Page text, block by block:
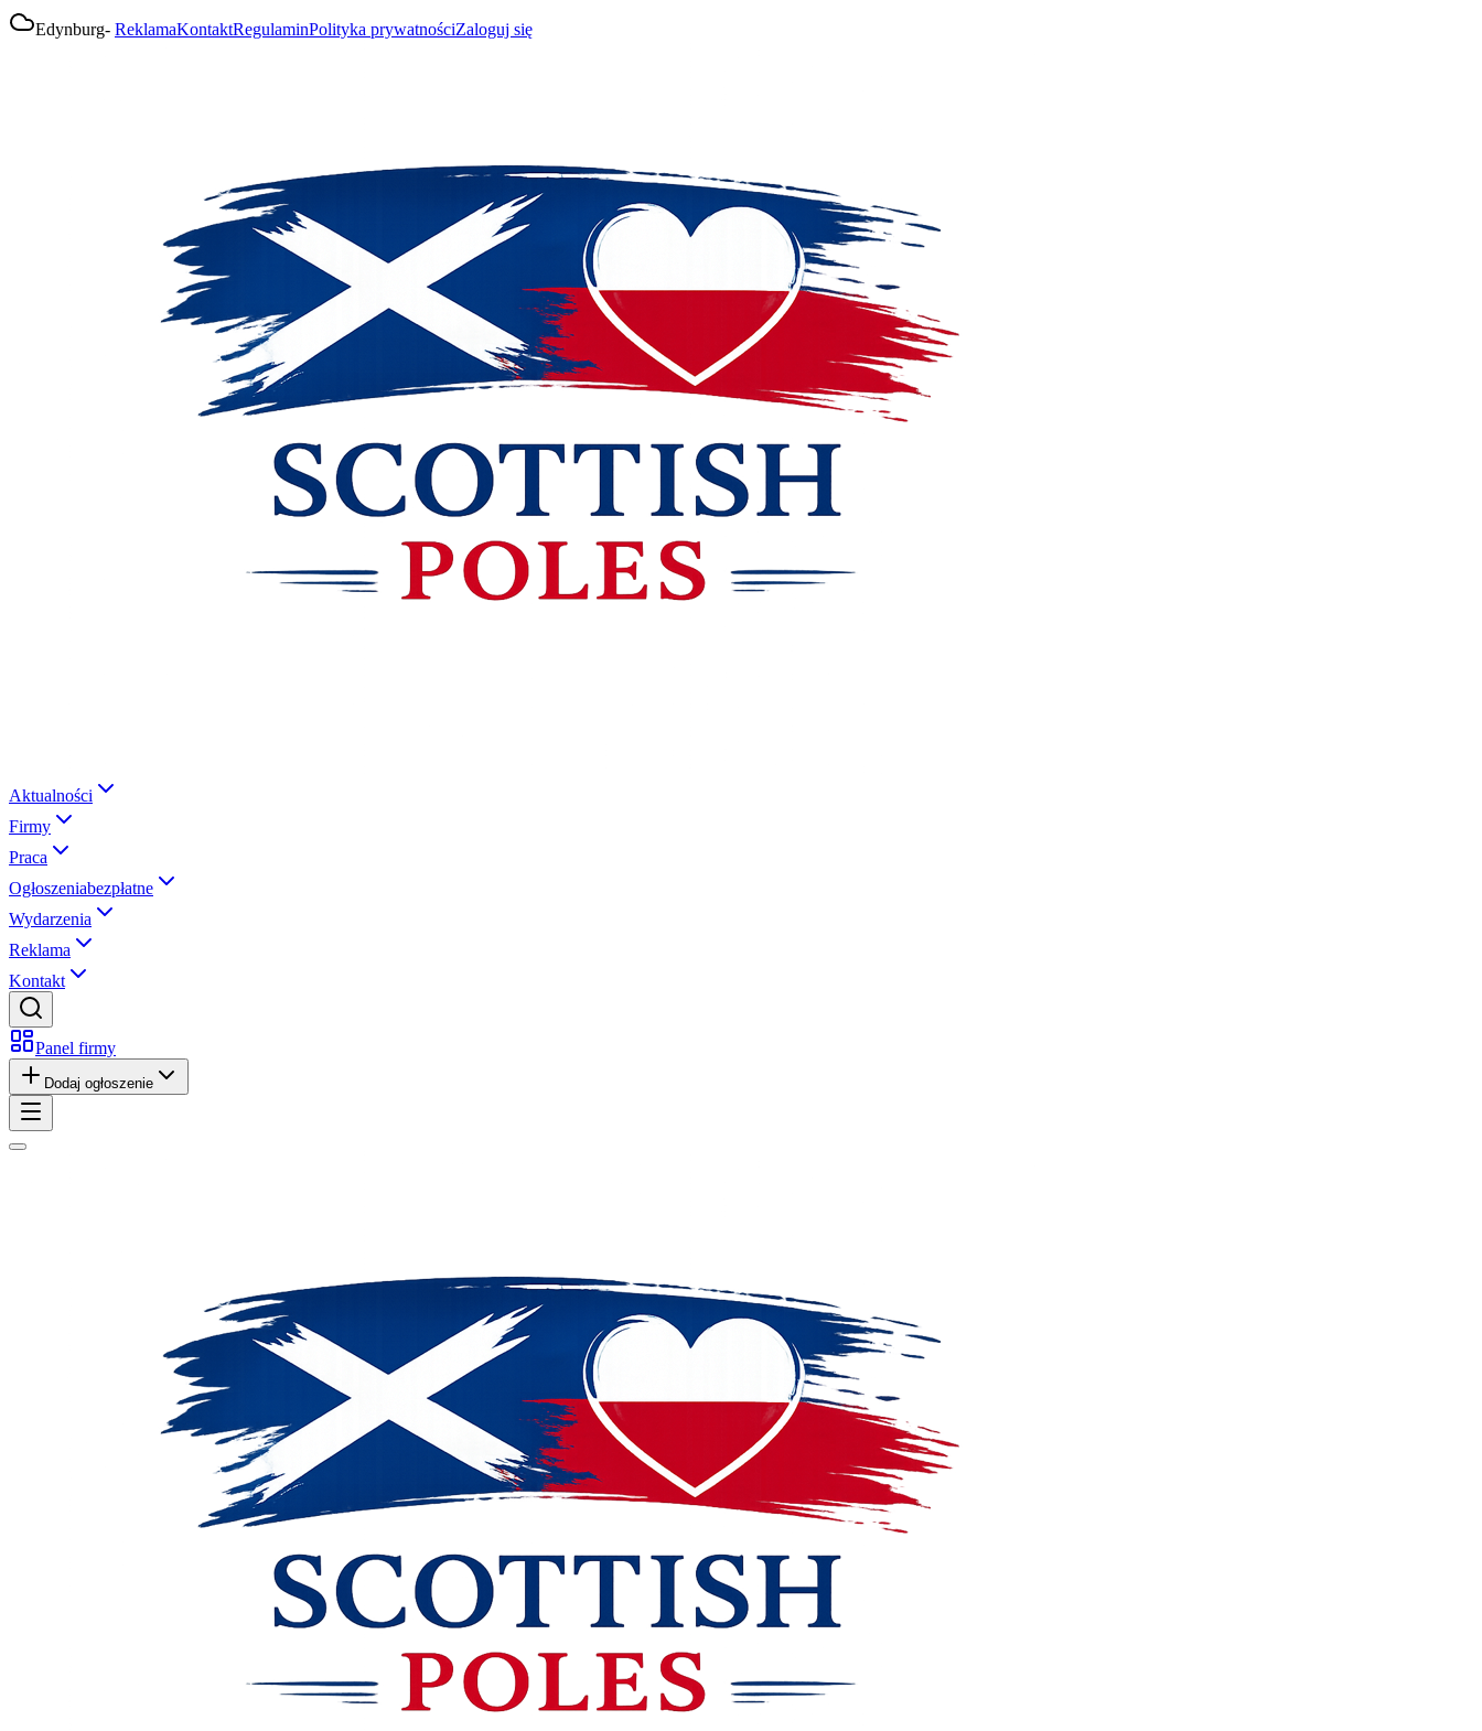
Edynburg- ReklamaKontaktRegulaminPolityka prywatnościZaloguj się
Aktualności
Firmy
Praca
Ogłoszeniabezpłatne
Wydarzenia
Reklama
Kontakt
Panel firmy
Dodaj ogłoszenie